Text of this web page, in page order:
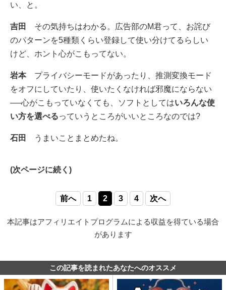
い、と。
吉田
その気持ちはわかる。広告部のM君って、お詫び
のパターンを5種類くらい登録して使い分けてるらしい
けど、ホント心がこもってない。
岩本プライバシーモードがあったり、推測変換モード
をオフにしていたり、使いたくなければ邪魔にならない
──心がこもっていなくても、ソフトとしてはいろんな使
い方を選べるっていうところがいいところなのでは?
石田 うまいことまとめたね。
(次ページに続く)
前へ 1 2 3 4 次へ
本記事はアフィリエイトプログラムによる収益を得ている場合
があります
この記事を読まれたあなたへのオススメ